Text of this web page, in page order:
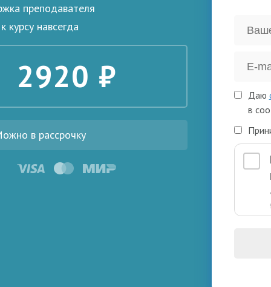
преподавателя
курсу навсегда
2920 ₽
в рассрочку
Даю
в